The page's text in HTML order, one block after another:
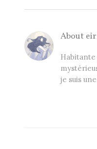
About
je suis